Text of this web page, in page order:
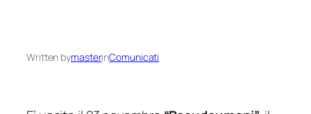
Written bymasterinComunicati